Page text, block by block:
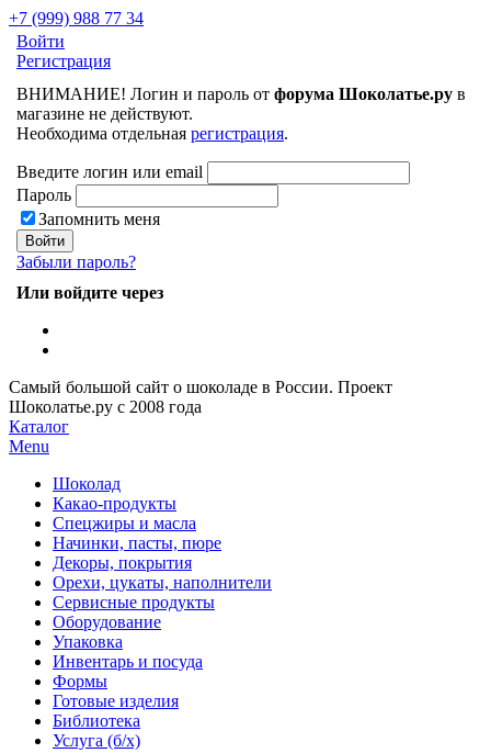
+7 (999) 988 77 34
Войти
Регистрация
ВНИМАНИЕ! Логин и пароль от форума Шоколатье.ру в
магазине не действуют.
Необходима отдельная регистрация.
Введите логин или email
Пароль
Запомнить меня
Забыли пароль?
Или войдите через
Самый большой сайт о шоколаде в России. Проект
Шоколатье.ру с 2008 года
Каталог
Menu
Шоколад
Какао-продукты
Спецжиры и масла
Начинки, пасты, пюре
Декоры, покрытия
Орехи, цукаты, наполнители
Сервисные продукты
Оборудование
Упаковка
Инвентарь и посуда
Формы
Готовые изделия
Библиотека
Услуга (б/х)